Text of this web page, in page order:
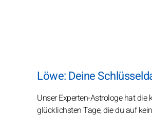
Löwe: Deine
Unser Experten-Astrologe hat
glücklichsten Tage, die du auf